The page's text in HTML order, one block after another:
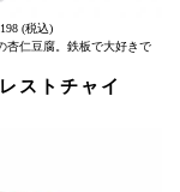
(税込)
杏仁豆腐。鉄板で大好きで
ストチャイ